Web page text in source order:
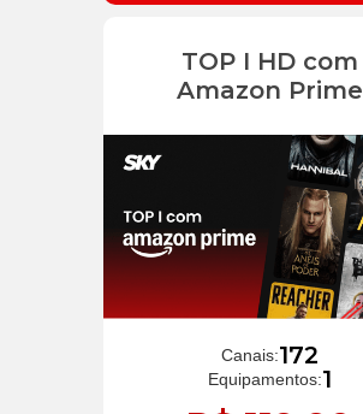
TOP I HD com
Amazon Prime
Canais:172
Equipamentos:1